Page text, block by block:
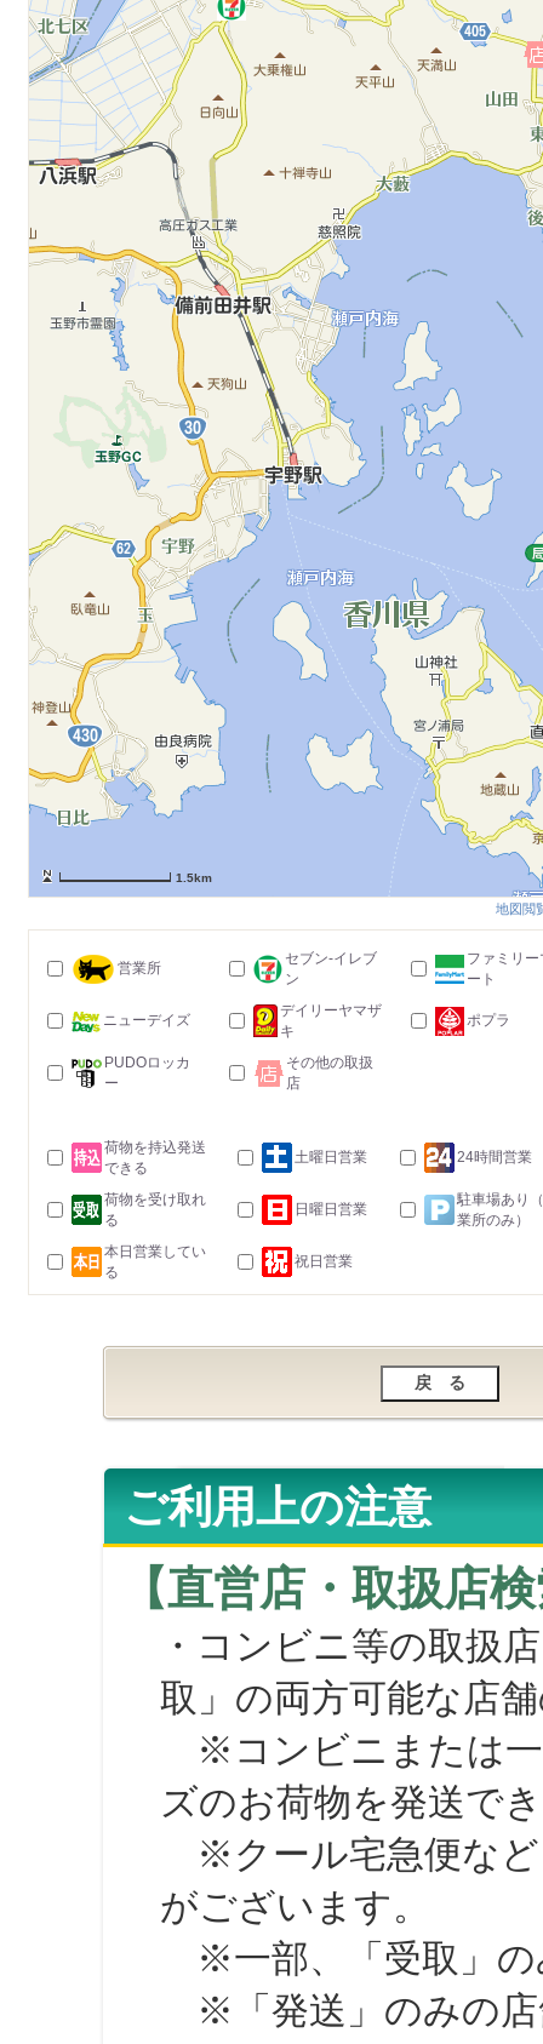
1.5km
地図閲
営業所
セブン-イレブ
ン
ファミリー
ート
ニューデイズ
デイリーヤマザ
キ
ポプラ
PUDOロッカ
ー
その他の取扱
店
荷物を持込発送
できる
土曜日営業 24時間営業
荷物を受け取れ
る
日曜日営業
駐車場あり
業所のみ）
本日営業してい
る
祝日営業
ご利用上の注意
【直営店・取扱店
・コンビニ等の取扱
取」の両方可能な店
※コンビニまたは一
ズのお荷物を発送で
※クール宅急便など
がございます。
※一部、「受取」の
※「発送」のみの店